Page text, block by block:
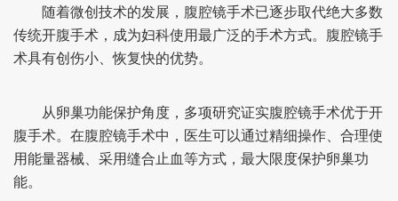
随着微创技术的发展，腹腔镜手术已逐步取代绝大多数
传统开腹手术，成为妇科使用最广泛的手术方式。腹腔镜手
术具有创伤小、恢复快的优势。
从卵巢功能保护角度，多项研究证实腹腔镜手术优于开
腹手术。在腹腔镜手术中，医生可以通过精细操作、合理使
用能量器械、采用缝合止血等方式，最大限度保护卵巢功
能。